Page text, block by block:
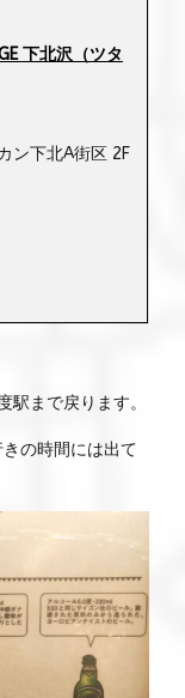
下北沢（ツタ
ン下北A街区 2F
駅まで戻ります。
の時間には出て